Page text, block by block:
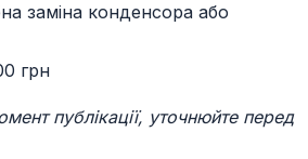
заміна конденсора або
грн
публікації, уточнюйте перед